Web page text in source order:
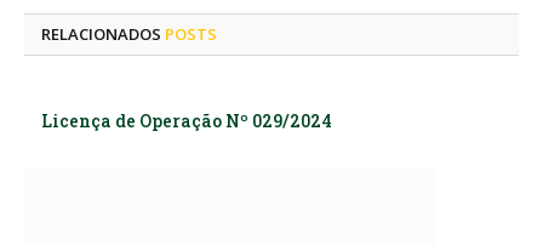
RELACIONADOS POSTS
Licença de Operação Nº 029/2024